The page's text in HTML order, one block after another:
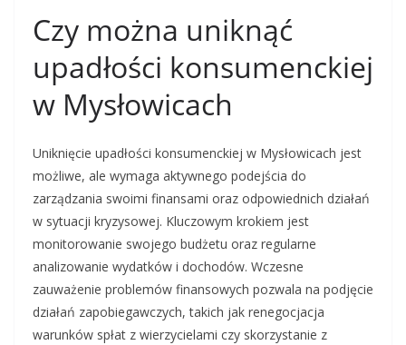
Czy można uniknąć
upadłości konsumenckiej
w Mysłowicach
Uniknięcie upadłości konsumenckiej w Mysłowicach jest
możliwe, ale wymaga aktywnego podejścia do
zarządzania swoimi finansami oraz odpowiednich działań
w sytuacji kryzysowej. Kluczowym krokiem jest
monitorowanie swojego budżetu oraz regularne
analizowanie wydatków i dochodów. Wczesne
zauważenie problemów finansowych pozwala na podjęcie
działań zapobiegawczych, takich jak renegocjacja
warunków spłat z wierzycielami czy skorzystanie z